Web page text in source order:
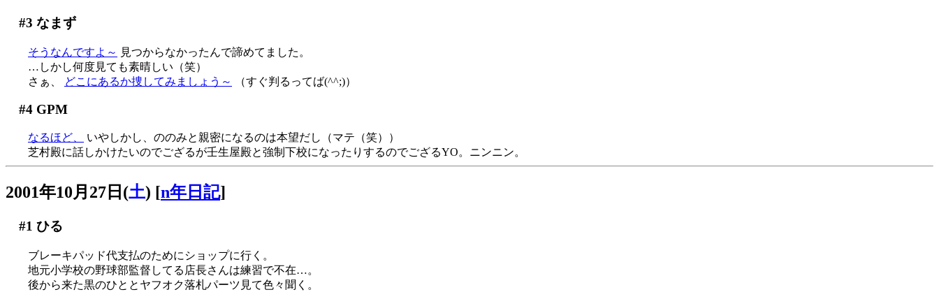
#3 なまず
そうなんですよ～ 見つからなかったんで諦めてました。
…しかし何度見ても素晴しい（笑）
さぁ、
どこにあるか捜してみましょう～ （すぐ判るってば(^^;)）
#4GPM
なるほど、
いやしかし、ののみと親密になるのは本望だし（マテ（笑））
芝村殿に話しかけたいのでござるが壬生屋殿と強制下校になったりするのでござるYO。ニンニン。
2001年10月27日(土) [n年日記]
#1 ひる
ブレーキパッド代支払のためにショップに行く。
地元小学校の野球部監督してる店長さんは練習で不在…。
後から来た黒のひととヤフオク落札パーツ見て色々聞く。